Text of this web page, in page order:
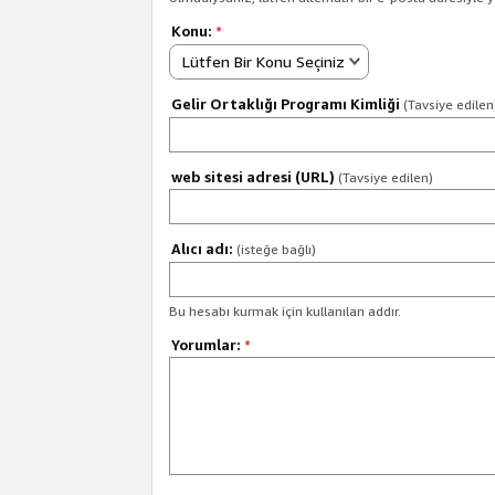
Konu: *
Lütfen Bir Konu Seçiniz
Gelir Ortaklığı Programı Kimliği (Tavsiye
web sitesi adresi (URL) (Tavsiye edilen)
Alıcı adı: (isteğe bağlı)
Bu hesabı kurmak için kullanılan addır.
Yorumlar: *